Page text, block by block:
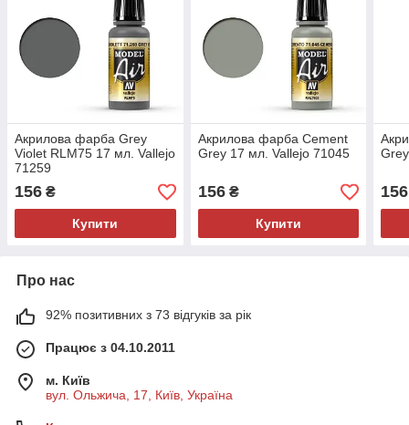
Акрилова фарба Grey
Violet RLM75 17 мл. Vallejo
71259
156 ₴
Купити
Акрилова фарба Cement
Grey 17 мл. Vallejo 71045
156₴
Купити
156
Про нас
92% позитивних з 73 відгуків за рік
Працює з 04.10.2011
м. Київ
вул. Ольжича, 17, Київ, Україна